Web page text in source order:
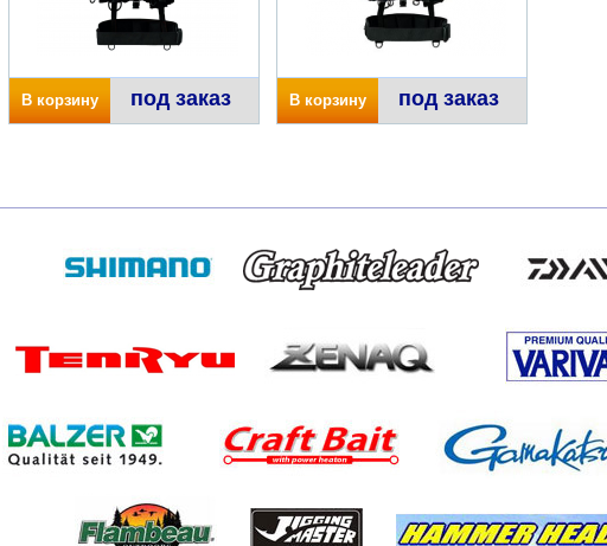
В корзину под заказ В корзину под заказ